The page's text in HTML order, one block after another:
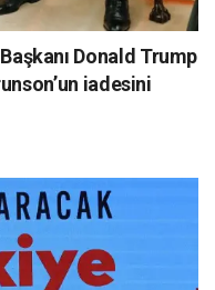
Donald Trump
iadesini